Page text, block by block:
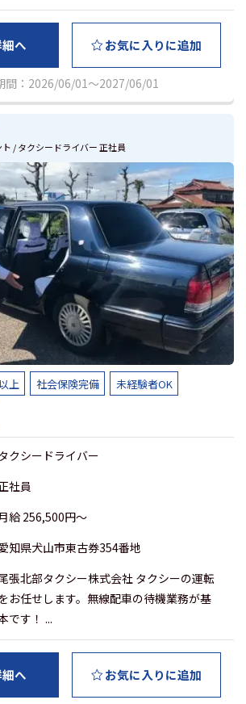
へ お気に入りに追加
間：2026/06/01～2027/06/01
/ タクシードライバー 正社員
上 社会保険完備
未経験者OK
クシードライバー
社員
給 256,500円～
知県犬山市東古券354番地
張北部タクシー株式会社 タクシーの運転
お任せします。無線配車の待機業務が基
です！ ...
へ お気に入りに追加